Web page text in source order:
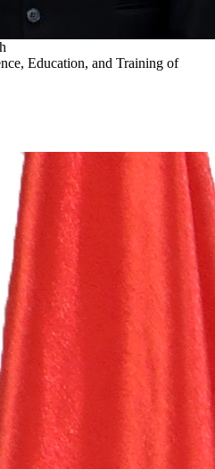
Education, and Training of